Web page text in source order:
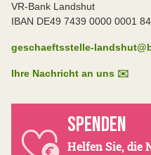
VR-Bank Landshut
IBAN DE49 7439 0000 0001
geschaeftsstelle-
Ihre Nachricht an uns ✉️
SPENDEN
Helfen Sie, die